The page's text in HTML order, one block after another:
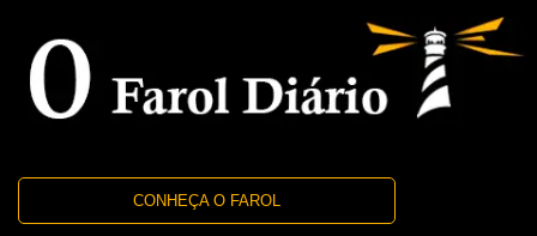
CONHEÇA O FAROL